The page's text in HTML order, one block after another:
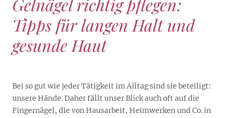
Tipps für langen Halt und
gesunde Haut
Bei so gut wie jeder Tätigkeit im Alltag sind sie beteiligt:
unsere Hände. Daher fällt unser Blick auch oft auf die
Fingernägel, die von Hausarbeit, Heimwerken und Co. in